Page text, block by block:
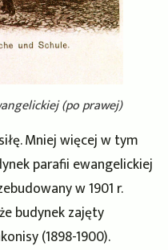
(po prawej)
Mniej więcej w tym
parafii ewangelickiej
w 1901 r.
budynek zajęty
(1898-1900).